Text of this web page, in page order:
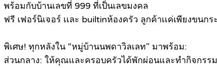
พร้อมกับบ้านเลขที่ 999 ที่เป็นเลขมงคล
ฟรี เฟอร์นิเจอร์ เเละ builtinห้องครัว ลูกค้าเเค่เพียงขนกร
พิเศษ! ทุกหลังใน “หมู่บ้านนพดาวิลเลท” มาพร้อม:
ส่วนกลาง: ให้คุณและครอบครัวได้พักผ่อนและทำกิจกรร